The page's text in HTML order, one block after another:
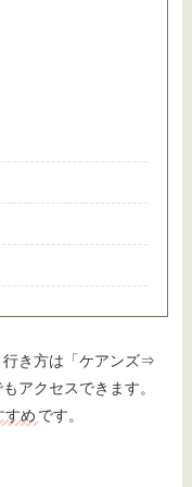
行き方は「ケアンズ⇒
アクセスできます。
すめ です。